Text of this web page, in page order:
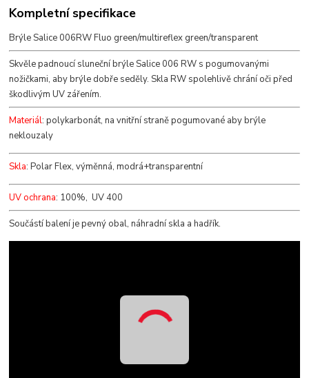
Kompletní specifikace
Brýle Salice 006RW Fluo green/multireflex green/transparent
Skvěle padnoucí sluneční brýle Salice 006 RW s pogumovanými
nožičkami, aby brýle dobře seděly. Skla RW spolehlivě chrání oči před
škodlivým UV zářením.
Materiál: polykarbonát, na vnitřní straně pogumované aby brýle
neklouzaly
Skla: Polar Flex, výměnná, modrá+transparentní
UV ochrana: 100%, UV 400
Součástí balení je pevný obal, náhradní skla a hadřík.